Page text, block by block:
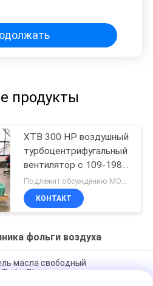
с плавающей
60,3-104 м3/мин
продукты
XTB 300 HP воздушный
турбоцентрифугальный
вентилятор с 109-198
м3/мин скоростью
потока и 1480 кг
Подлежит обсуждению MOQ:1
КОНТАКТ
фольги воздуха
масла свободный
Turbo Plc